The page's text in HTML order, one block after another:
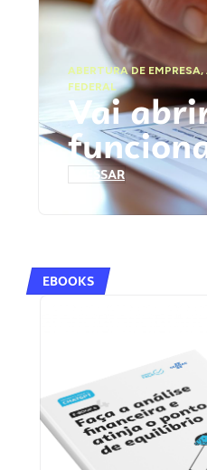
ABERTURA DE EMPRESA,
FEDERAL
Vai
ACESSAR
EBOOKS